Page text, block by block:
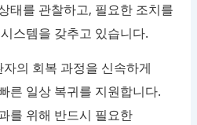
태를 관찰하고, 필요한 조치를
스템을 갖추고 있습니다.
의 회복 과정을 신속하게
른 일상 복귀를 지원합니다.
를 위해 반드시 필요한